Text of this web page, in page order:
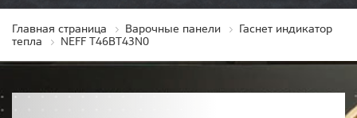
Главная страница Варочные панели
Гаснет индикатор
тепла
NEFF T46BT43N0